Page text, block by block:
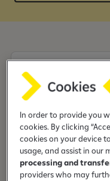
Pristup
In order to provide you
cookies. By clicking
cookies on your device
usage, and assist in our
processing and
providers who may